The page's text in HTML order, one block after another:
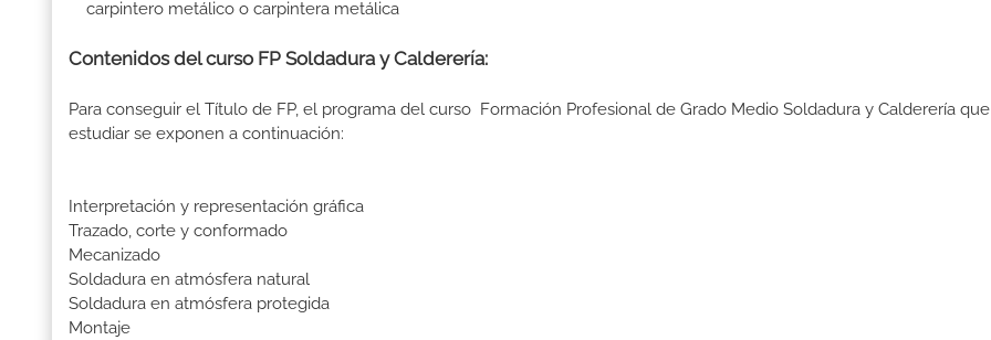
carpintero metálico o carpintera metálica
Contenidos del curso FP Soldadura y Calderería:
Para conseguir el Título de FP, el programa del curso Formación Profesional de Grado Medio Soldadura y Calderería
estudiar se exponen a continuación:
Interpretación y representación gráfica
Trazado, corte y conformado
Mecanizado
Soldadura en atmósfera natural
Soldadura en atmósfera protegida
Montaje